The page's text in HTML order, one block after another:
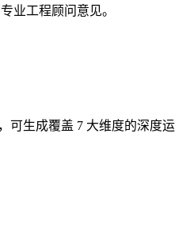
业工程顾问意见。
可生成覆盖 7 大维度的深度运